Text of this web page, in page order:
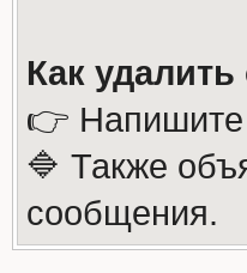
Как
👉 Напишите
🔷 Также
сообщения.